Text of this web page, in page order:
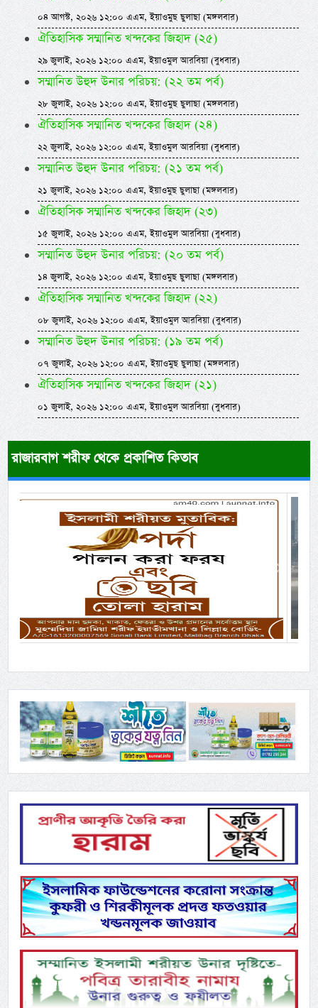
০৪ আগস্ট, ২০২৬ ১২:০০ এএম, ইয়াওমুছ ছুলাছা (মঙ্গলবার)
ঐতিহাসিক সম্মানিত খন্দকের জিহাদ (২৫)
২৯ জুলাই, ২০২৬ ১২:০০ এএম, ইয়াওমুল আরবিয়া (বুধবার)
সম্মানিত উহুদ উনার পরিচয়: (২২ তম পর্ব)
২৮ জুলাই, ২০২৬ ১২:০০ এএম, ইয়াওমুছ ছুলাছা (মঙ্গলবার)
ঐতিহাসিক সম্মানিত খন্দকের জিহাদ (২৪)
২২ জুলাই, ২০২৬ ১২:০০ এএম, ইয়াওমুল আরবিয়া (বুধবার)
সম্মানিত উহুদ উনার পরিচয়: (২১ তম পর্ব)
২১ জুলাই, ২০২৬ ১২:০০ এএম, ইয়াওমুছ ছুলাছা (মঙ্গলবার)
ঐতিহাসিক সম্মানিত খন্দকের জিহাদ (২৩)
১৫ জুলাই, ২০২৬ ১২:০০ এএম, ইয়াওমুল আরবিয়া (বুধবার)
সম্মানিত উহুদ উনার পরিচয়: (২০ তম পর্ব)
১৪ জুলাই, ২০২৬ ১২:০০ এএম, ইয়াওমুছ ছুলাছা (মঙ্গলবার)
ঐতিহাসিক সম্মানিত খন্দকের জিহাদ (২২)
০৮ জুলাই, ২০২৬ ১২:০০ এএম, ইয়াওমুল আরবিয়া (বুধবার)
সম্মানিত উহুদ উনার পরিচয়: (১৯ তম পর্ব)
০৭ জুলাই, ২০২৬ ১২:০০ এএম, ইয়াওমুছ ছুলাছা (মঙ্গলবার)
ঐতিহাসিক সম্মানিত খন্দকের জিহাদ (২১)
০১ জুলাই, ২০২৬ ১২:০০ এএম, ইয়াওমুল আরবিয়া (বুধবার)
রাজারবাগ শরীফ থেকে প্রকাশিত কিতাব
Next